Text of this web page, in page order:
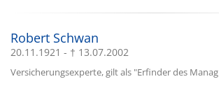
Robert Schwan
20.11.1921 - † 13.07.2002
Versicherungsexperte, gilt als "Erfinder des Manag